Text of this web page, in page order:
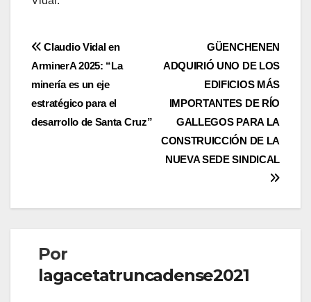
Navegación
de
entradas
GÜENCHENEN
ADQUIRIÓ UNO DE LOS
EDIFICIOS MÁS
IMPORTANTES DE RÍO
GALLEGOS PARA LA
CONSTRUICCIÓN DE LA
NUEVA SEDE SINDICAL
Claudio Vidal en
ArminerA 2025: “La
minería es un eje
estratégico para el
desarrollo de Santa Cruz”
Por
lagacetatruncadense2021